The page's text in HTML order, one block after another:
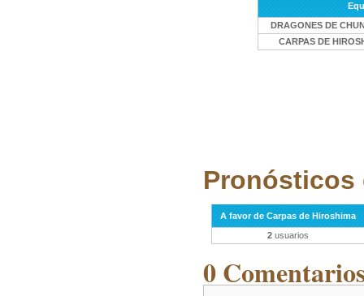
DRAGONES DE
CARPAS DE
Pronósticos
A favor de Carpas de Hiroshima
2 usuarios
0